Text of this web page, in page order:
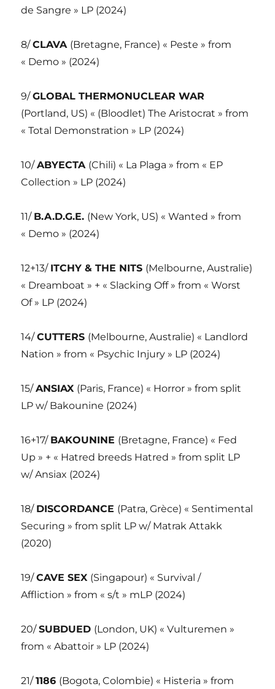
de Sangre » LP (2024)
8/CLAVA (Bretagne, France) « Peste » from
« Demo » (2024)
9/GLOBAL THERMONUCLEAR WAR
(Portland, US) « (Bloodlet) The Aristocrat » from
« Total Demonstration » LP (2024)
10/ABYECTA (Chili) « La Plaga » from « EP
Collection » LP (2024)
11/ B.A.D.G.E. (New York, US) « Wanted » from
« Demo » (2024)
12+13/ ITCHY & THE NITS (Melbourne, Australie)
« Dreamboat » + « Slacking Off » from « Worst
Of » LP (2024)
14/CUTTERS (Melbourne, Australie) « Landlord
Nation » from « Psychic Injury » LP (2024)
15/ANSIAX (Paris, France) « Horror » from split
LP w/ Bakounine (2024)
16+17/ BAKOUNINE (Bretagne, France) « Fed
Up » + « Hatred breeds Hatred » from split LP
w/ Ansiax (2024)
18/ DISCORDANCE (Patra, Grèce) « Sentimental
Securing » from split LP w/ Matrak Attakk
(2020)
19/CAVE SEX (Singapour) « Survival /
Affliction » from « s/t » mLP (2024)
20/SUBDUED (London, UK) « Vulturemen »
from « Abattoir » LP (2024)
21/1186 (Bogota, Colombie) « Histeria » from